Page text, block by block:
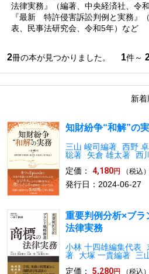
法律実務』（編著、中央経済社、令和
『最新 特許侵害訴訟判例と実務』
表、民事法研究会、令和5年）など
2冊の本が見つかりました。 1件～
新着
知財紛争“和解”の
三山 峻司編著 西野
聡著
矢倉 雄太著 西
定価：
4,180円 （税込）
発行日：2024-06-27
重要判例分析×ブ
法律実務
小林 十四雄編集代表
著
大塚 一貴編著
三
定価：
5,280円 （税込）